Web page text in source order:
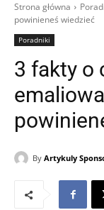
Strona główna
powinieneś wiedzieć
Poradniki
3 fakty o
By Artykuly